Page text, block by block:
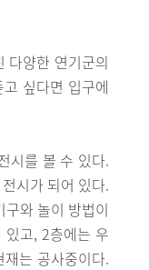
다양한 연기군의
싶다면 입구에
시를 볼 수 있다.
시가 되어 있다.
와 놀이 방법이
있고, 2층에는 우
는 공사중이다.